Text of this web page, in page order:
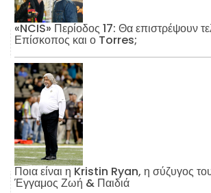
«NCIS» Περίοδος 17: Θα επιστρέψουν
Επίσκοπος και ο Torres;
Ποια είναι η Kristin Ryan, η σύζυγος
Έγγαμος Ζωή & Παιδιά